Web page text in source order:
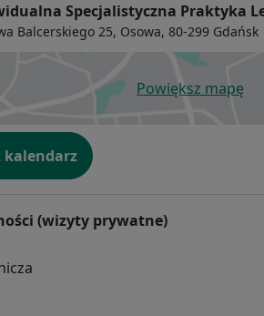
Specjalistyczna Praktyka
Balcerskiego 25, Osowa, 80-299 Gdańsk
Powiększ mapę
otwiera
kalendarz
(wizyty prywatne)